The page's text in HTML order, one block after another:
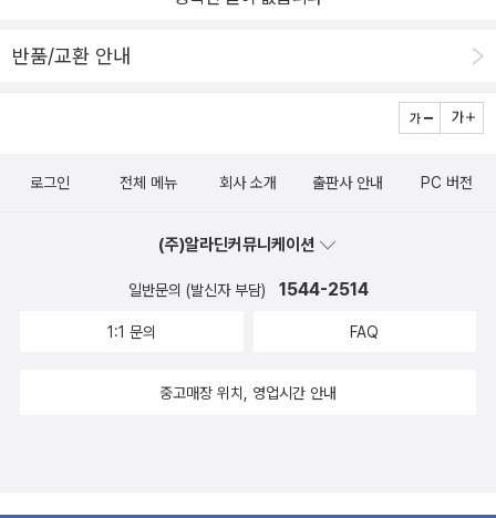
반품/교환 안내
로그인 전체 메뉴 회사 소개 출판사 안내 PC 버전
(주)알라딘커뮤니케이션
일반문의 (발신자 부담) 1544-2514
1:1 문의 FAQ
중고매장 위치, 영업시간 안내